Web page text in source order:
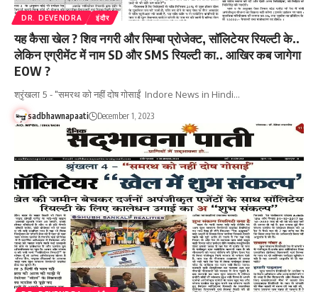
DR. DEVENDRA इंदौर
यह कैसा खेल ? शिव नगरी और सिम्बा प्रोजेक्ट, सॉलिटेयर रियल्टी के..
लेकिन एग्रीमेंट में नाम SD और SMS रियल्टी का.. आखिर कब जागेगा
EOW ?
श्रृंखला 5 - "समरथ को नहीं दोष गोसाईं Indore News in Hindi…
sadbhawnapaati December 1, 2023